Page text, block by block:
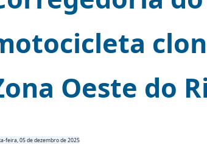
Corregedoria
motocicleta